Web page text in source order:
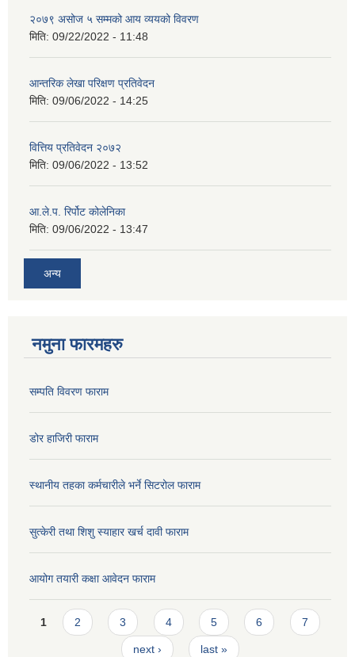
२०७९ असोज ५ सम्मको आय व्ययको विवरण
मिति: 09/22/2022 - 11:48
आन्तरिक लेखा परिक्षण प्रतिवेदन
मिति: 09/06/2022 - 14:25
वित्तिय प्रतिवेदन २०७२
मिति: 09/06/2022 - 13:52
आ.ले.प. रिर्पोट कोलेनिका
मिति: 09/06/2022 - 13:47
अन्य
नमुना फारमहरु
सम्पति विवरण फाराम
डोर हाजिरी फाराम
स्थानीय तहका कर्मचारीले भर्ने सिटरोल फाराम
सुत्केरी तथा शिशु स्याहार खर्च दावी फाराम
आयोग तयारी कक्षा आवेदन फाराम
Pages
1 2 3 4 5 6 7
next › last »